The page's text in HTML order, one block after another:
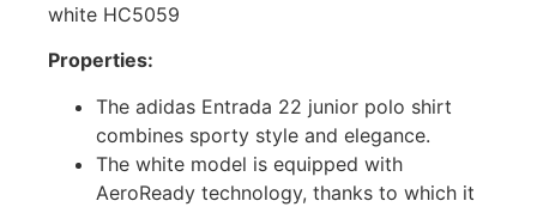
white HC5059
Properties:
The adidas Entrada 22 junior polo shirt
combines sporty style and elegance.
The white model is equipped with
AeroReady technology, thanks to which it